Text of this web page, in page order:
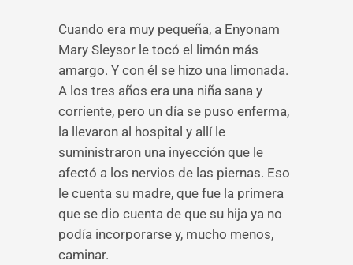
Cuando era muy pequeña, a Enyonam
Mary Sleysor le tocó el limón más
amargo. Y con él se hizo una limonada.
A los tres años era una niña sana y
corriente, pero un día se puso enferma,
la llevaron al hospital y allí le
suministraron una inyección que le
afectó a los nervios de las piernas. Eso
le cuenta su madre, que fue la primera
que se dio cuenta de que su hija ya no
podía incorporarse y, mucho menos,
caminar.